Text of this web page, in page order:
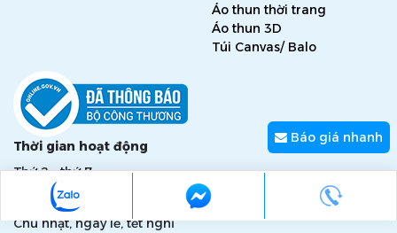
Áo thun thời trang
Áo thun 3D
Túi Canvas/ Balo
Thời gian hoạt động
Thứ 2 - thứ 7
Từ 7h đến 17h
Chủ nhật, ngày lễ, tết nghỉ
Báo giá nhanh